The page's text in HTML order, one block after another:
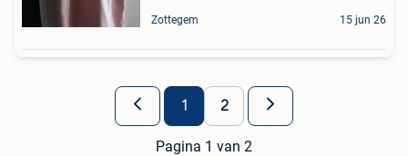
Zottegem 15 jun 26
1 2
Pagina 1 van 2